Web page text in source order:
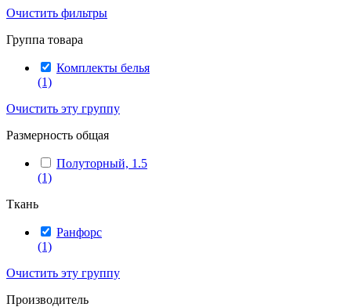
Очистить фильтры
Группа товара
Комплекты белья
(1)
Очистить эту группу
Размерность общая
Полуторный, 1.5
(1)
Ткань
Ранфорс
(1)
Очистить эту группу
Производитель